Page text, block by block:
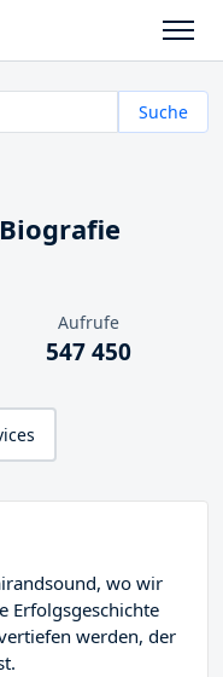
Suche
Aufrufe
547 450
wo wir
Erfolgsgeschichte
werden, der